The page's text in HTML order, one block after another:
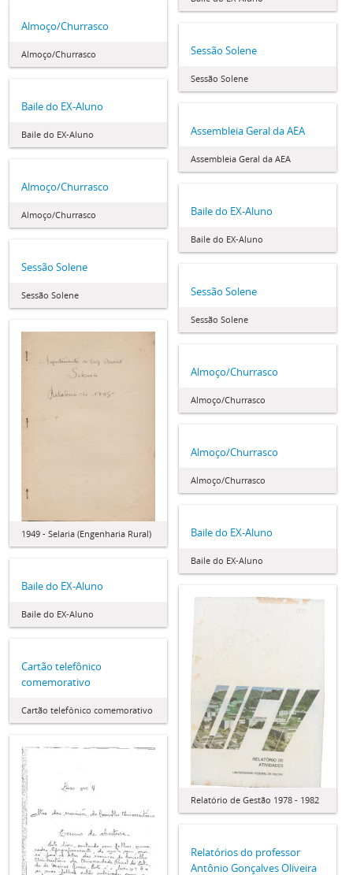
Almoço/Churrasco
Almoço/Churrasco Sessão Solene
Sessão Solene
Baile do EX-Aluno
Baile do EX-Aluno Assembleia Geral da AEA
Assembleia Geral da AEA
Almoço/Churrasco
Almoço/Churrasco Baile do EX-Aluno
Baile do EX-Aluno
Sessão Solene
Sessão Solene Sessão Solene
Sessão Solene
1949 - Selaria (Engenharia Rural)
Almoço/Churrasco
Almoço/Churrasco
Almoço/Churrasco
Almoço/Churrasco
Baile do EX-Aluno
Baile do EX-Aluno
Baile do EX-Aluno
Baile do EX-Aluno
Relatório de Gestão 1978 - 1982
Cartão telefônico
comemorativo
Cartão telefônico comemorativo
Relatórios do professor
Antônio Gonçalves Oliveira